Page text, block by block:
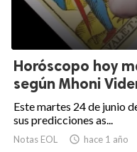
Horóscopo hoy
según Mhoni
Este martes 24 de junio
sus predicciones as...
Notas EOL  hace 1 año